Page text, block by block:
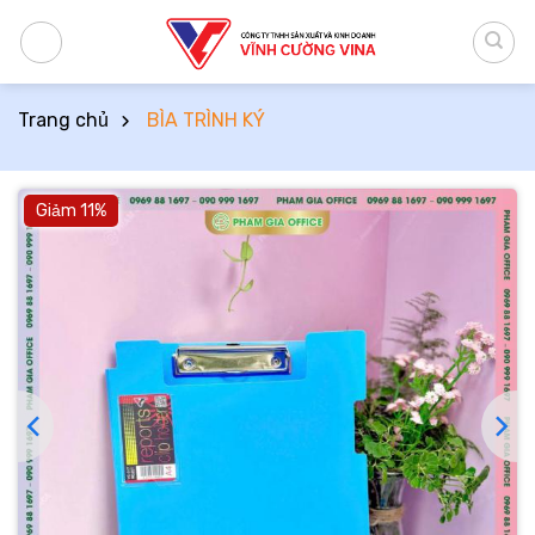
qua
Trang chủ
BÌA TRÌNH KÝ
Giảm 11%